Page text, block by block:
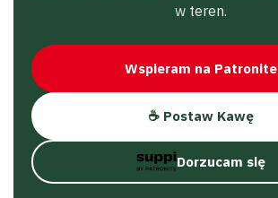
w teren.
Wspieram na Patronite
☕ Postaw Kawę
Dorzucam się